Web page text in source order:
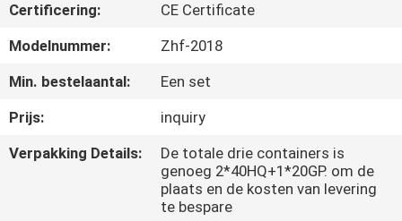
KWALITEITSCONTROLE
CONTACTEER
ONS
Certificering:
CE Certificate
Modelnummer:
Zhf-2018
Min. bestelaantal:
Een set
Prijs:
inquiry
Verpakking Details:
De totale drie containers is
genoeg 2*40HQ+1*20GP. om de
plaats en de kosten van levering
te bespare